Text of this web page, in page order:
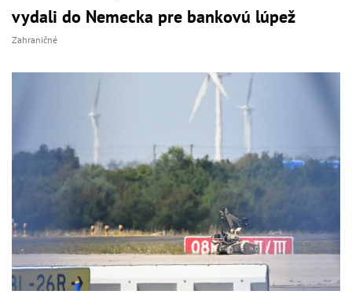
vydali do Nemecka pre bankovú lúpež
Zahraničné